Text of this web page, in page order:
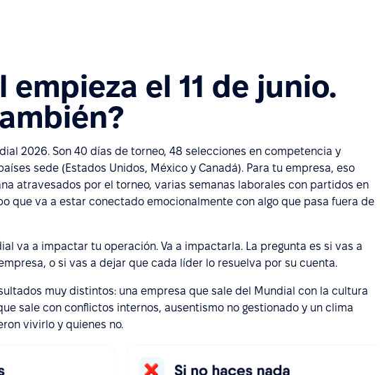
empieza el 11 de junio.
2026. Son 40 días de torneo, 48 selecciones en competencia y
sede (Estados Unidos, México y Canadá). Para tu empresa, eso
atravesados por el torneo, varias semanas laborales con partidos en
que va a estar conectado emocionalmente con algo que pasa fuera de
va a impactar tu operación. Va a impactarla. La pregunta es si vas a
o si vas a dejar que cada líder lo resuelva por su cuenta.
muy distintos: una empresa que sale del Mundial con la cultura
sale con conflictos internos, ausentismo no gestionado y un clima
vivirlo y quienes no.